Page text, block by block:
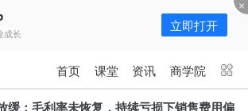
成长 立即打开
首页 课堂 资讯 商学院
课堂 直播 商学院
缓：毛利率未恢复，持续亏损下销售费用偏